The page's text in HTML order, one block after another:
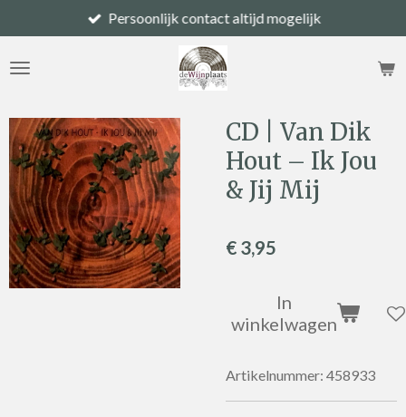
direct
naar
Persoonlijk contact altijd mogelijk
CD | Van Dik
Hout – Ik Jou
& Jij Mij
€ 3,95
In
winkelwagen
Artikelnummer: 458933